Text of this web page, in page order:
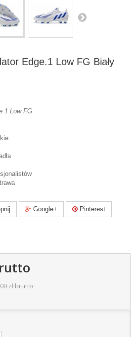
Edge.1 Low FG Biały
Low FG
Google+ Pinterest
złbrutto